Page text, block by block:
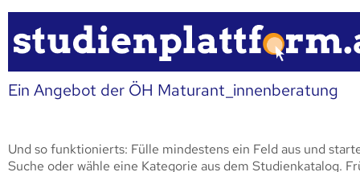
Ein Angebot der ÖH Maturant_innenberatung
Und so funktionierts: Fülle mindestens ein Feld aus und
Suche oder wähle eine Kategorie aus dem Studienkatalog.